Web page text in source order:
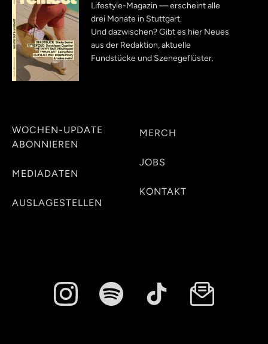
Lifestyle-Magazin — erscheint alle
drei Monate in Stuttgart.
Und dazwischen? Gibt es hier Neues
aus der Redaktion, aktuelle
Fundstücke und Szenegeflüster.
WOCHEN-UPDATE
ABONNIEREN
MEDIADATEN
AUSLAGESTELLEN
MERCH
JOBS
KONTAKT